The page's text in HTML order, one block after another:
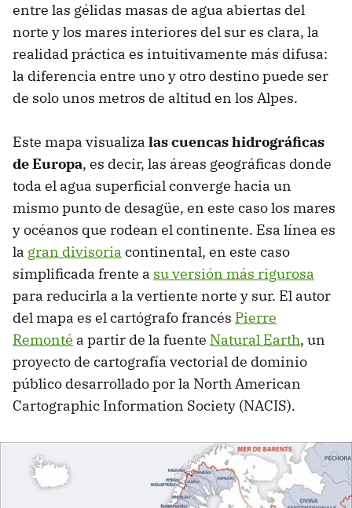
entre las gélidas masas de agua abiertas del
norte y los mares interiores del sur es clara, la
realidad práctica es intuitivamente más difusa:
la diferencia entre uno y otro destino puede ser
de solo unos metros de altitud en los Alpes.
Este mapa visualiza las cuencas hidrográficas
de Europa, es decir, las áreas geográficas donde
toda el agua superficial converge hacia un
mismo punto de desagüe, en este caso los mares
y océanos que rodean el continente. Esa línea es
la gran divisoria continental, en este caso
simplificada frente a su versión más rigurosa
para reducirla a la vertiente norte y sur. El autor
del mapa es el cartógrafo francés Pierre
Remonté a partir de la fuente Natural Earth, un
proyecto de cartografía vectorial de dominio
público desarrollado por la North American
Cartographic Information Society (NACIS).